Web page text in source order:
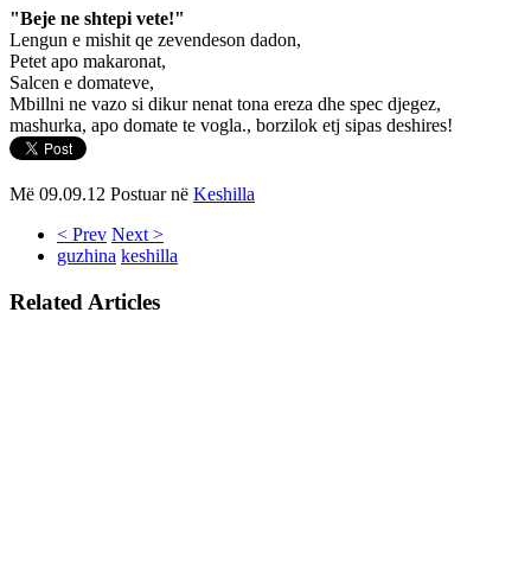
"Beje ne shtepi vete!"
Lengun e mishit qe zevendeson dadon,
Petet apo makaronat,
Salcen e domateve,
Mbillni ne vazo si dikur nenat tona ereza dhe spec djegez,
mashurka, apo domate te vogla., borzilok etj sipas deshires!
Më 09.09.12 Postuar në Keshilla
< Prev Next >
guzhina keshilla
Related Articles